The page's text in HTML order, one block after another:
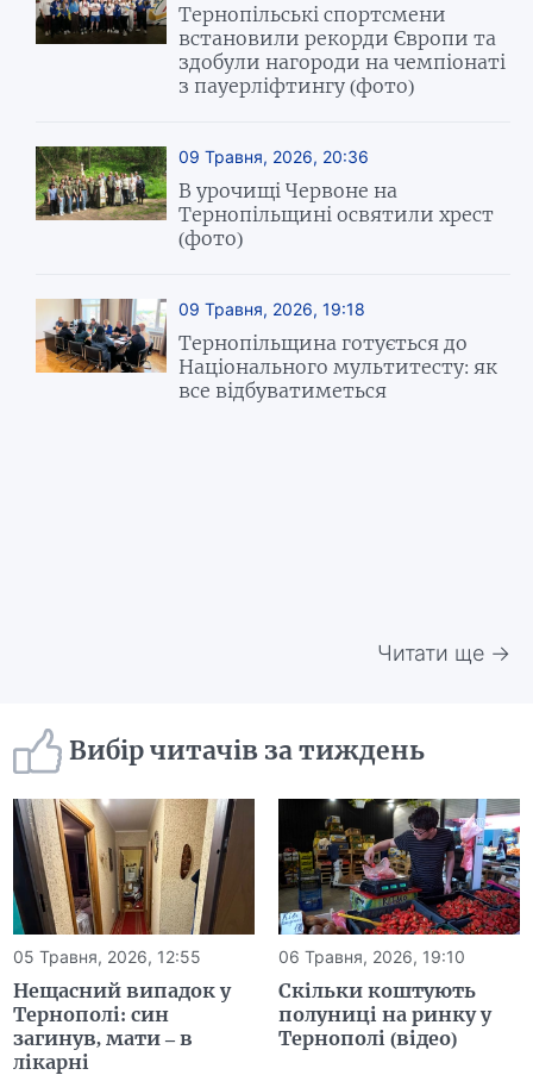
Тернопільські спортсмени
встановили рекорди Європи та
здобули нагороди на чемпіонаті
з пауерліфтингу (фото)
09 Травня, 2026, 20:36
В урочищі Червоне на
Тернопільщині освятили хрест
(фото)
09 Травня, 2026, 19:18
Тернопільщина готується до
Національного мультитесту: як
все відбуватиметься
Читати ще →
Вибір читачів за тиждень
05 Травня, 2026, 12:55
Нещасний випадок у
Тернополі: син
загинув, мати – в
лікарні
06 Травня, 2026, 19:10
Скільки коштують
полуниці на ринку у
Тернополі (відео)